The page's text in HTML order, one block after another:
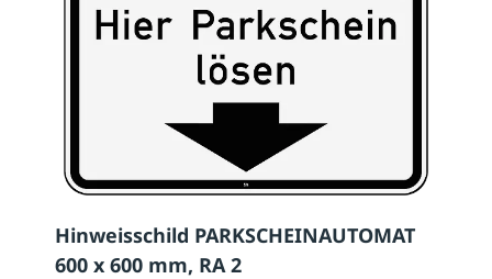
Hinweisschild PARKSCHEINAUTOMAT
600 x 600 mm, RA 2